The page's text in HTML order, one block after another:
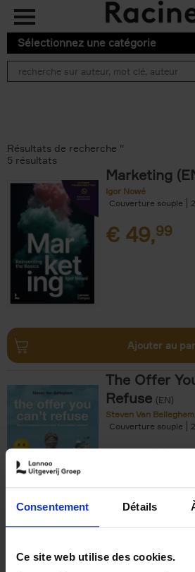
Consentement Détails
Ce site web utilise des cookies.
Aller au contenu principal
Sélectionnez une catégorie
Résultats de recherche ''
5 résultats
Marketing
Igor Nowé
Couverture souple
€ 49,99
Ajouter au
The Offer
Refuse (EN)
Steven Van Belleghem
Couverture souple
€37,50